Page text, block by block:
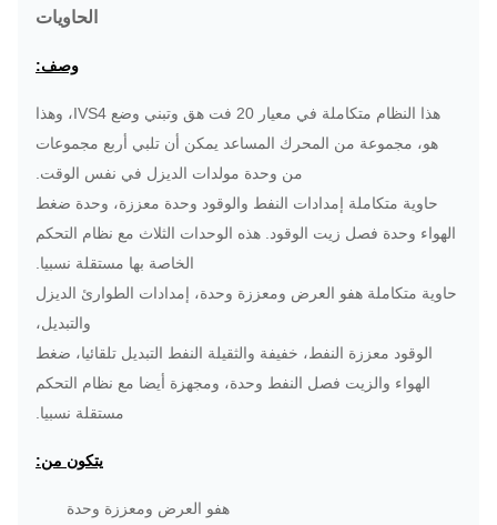
الحاويات
وصف:
هذا النظام متكاملة في معيار 20 فت هق وتبني وضع IVS4، وهذا
هو، مجموعة من المحرك المساعد يمكن أن تلبي أربع مجموعات
من وحدة مولدات الديزل في نفس الوقت.
حاوية متكاملة إمدادات النفط والوقود وحدة معززة، وحدة ضغط
الهواء وحدة فصل زيت الوقود.
هذه الوحدات الثلاث مع نظام التحكم
الخاصة بها مستقلة نسبيا.
حاوية متكاملة هفو العرض ومعززة وحدة، إمدادات الطوارئ الديزل
والتبديل،
الوقود معززة النفط، خفيفة والثقيلة النفط التبديل تلقائيا، ضغط
الهواء والزيت فصل النفط وحدة، ومجهزة أيضا مع نظام التحكم
مستقلة نسبيا.
يتكون من:
هفو العرض ومعززة وحدة